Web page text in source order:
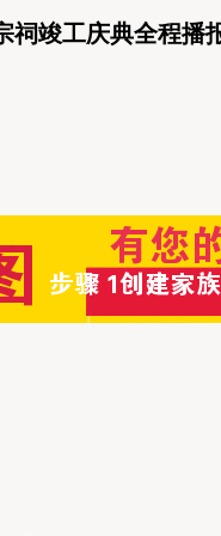
祠竣工庆典全程播